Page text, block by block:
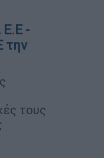
Ε.Ε -
την
τους